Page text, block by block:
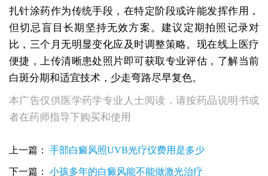
扎针涂药作为传统手段，在特定阶段或许能发挥作用，
但切忌盲目长期坚持无效方案。建议定期拍照记录对
比，三个月无明显变化应及时调整策略。现在线上医疗
便捷，上传清晰患处照片即可获取专业评估，了解当前
白斑分期和适宜技术，少走弯路尽早复色。
本广告仅供医学药学专业人士阅读，请按药品说明书或
者在药师指导下购买和使用
上一篇： 手部白癜风照UVB光疗仪费用是多少
下一篇： 小孩多年的白癜风能不能做激光治疗